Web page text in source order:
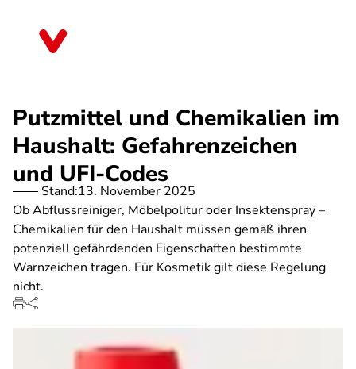
Putzmittel und Chemikalien im
Haushalt: Gefahrenzeichen
und UFI-Codes
Stand:13. November 2025
Ob Abflussreiniger, Möbelpolitur oder Insektenspray –
Chemikalien für den Haushalt müssen gemäß ihren
potenziell gefährdenden Eigenschaften bestimmte
Warnzeichen tragen. Für Kosmetik gilt diese Regelung
nicht.